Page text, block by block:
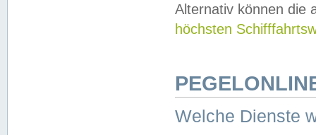
Alternativ können die
höchsten
Welche Dienste